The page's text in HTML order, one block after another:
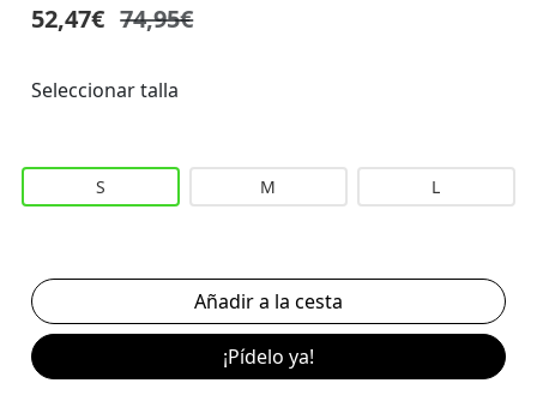
52,47€ 74,95€
Seleccionar talla
S M L
¡Pídelo ya!